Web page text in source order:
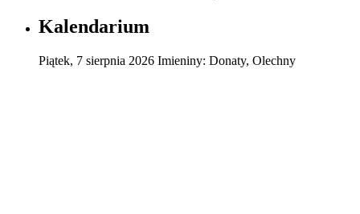
Kalendarium
Piątek, 7 sierpnia 2026 Imieniny: Donaty, Olechny